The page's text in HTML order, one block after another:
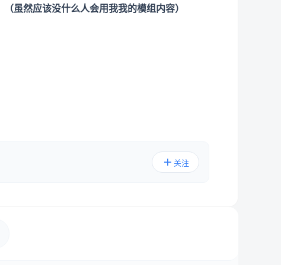
（虽然应该没什么人会用我我的模组内容）
关注